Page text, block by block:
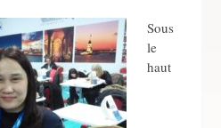
Sous
le
haut